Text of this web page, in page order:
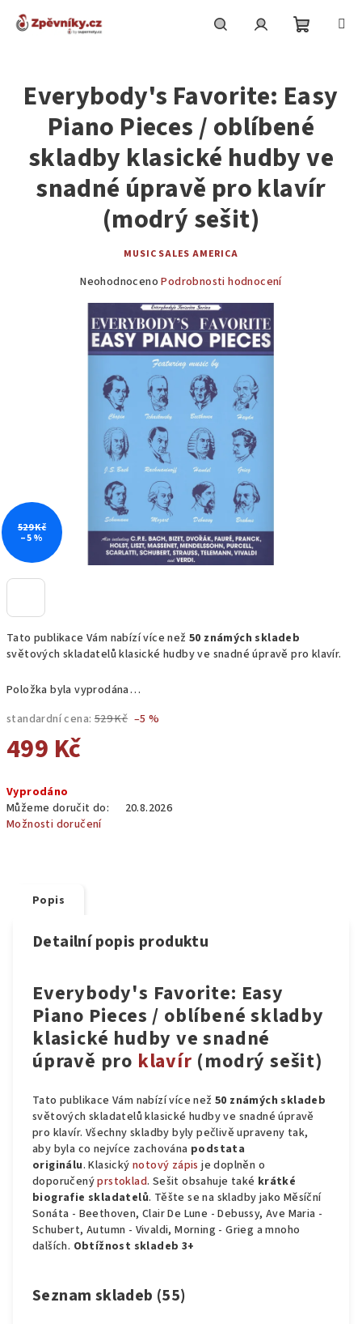
košík
Tato publikace Vám nabízí více než 50 známých skladeb
světových skladatelů klasické hudby ve snadné úpravě pro klavír.
Položka byla vyprodána…
standardní cena: 529 Kč –5 %
499 Kč
cena:
Vyprodáno
Můžeme doručit do:
20.8.2026
Možnosti doručení
Everybody's Favorite: Easy
Piano Pieces / oblíbené
skladby klasické hudby ve
snadné úpravě pro klavír
(modrý sešit)
MUSIC SALES AMERICA
Průměrné
produktu
0,0
hvězdiček.
Neohodnoceno Podrobnosti hodnocení
529 Kč
–5 %
Popis
Detailní popis produktu
Everybody's Favorite: Easy
Piano Pieces / oblíbené skladby
klasické hudby ve snadné
úpravě pro klavír (modrý sešit)
Tato publikace Vám nabízí více než 50 známých skladeb
světových skladatelů klasické hudby ve snadné úpravě
pro klavír. Všechny skladby byly pečlivě upraveny tak,
aby byla co nejvíce zachována podstata
originálu. Klasickýnotový zápis je doplněn o
doporučenýprstoklad. Sešit obsahuje také krátké
biografie skladatelů. Těšte se na skladby jako Měsíční
Sonáta - Beethoven, Clair De Lune - Debussy, Ave Maria -
Schubert, Autumn - Vivaldi, Morning - Grieg a mnoho
dalších. Obtížnost skladeb 3+
Seznam skladeb (55)